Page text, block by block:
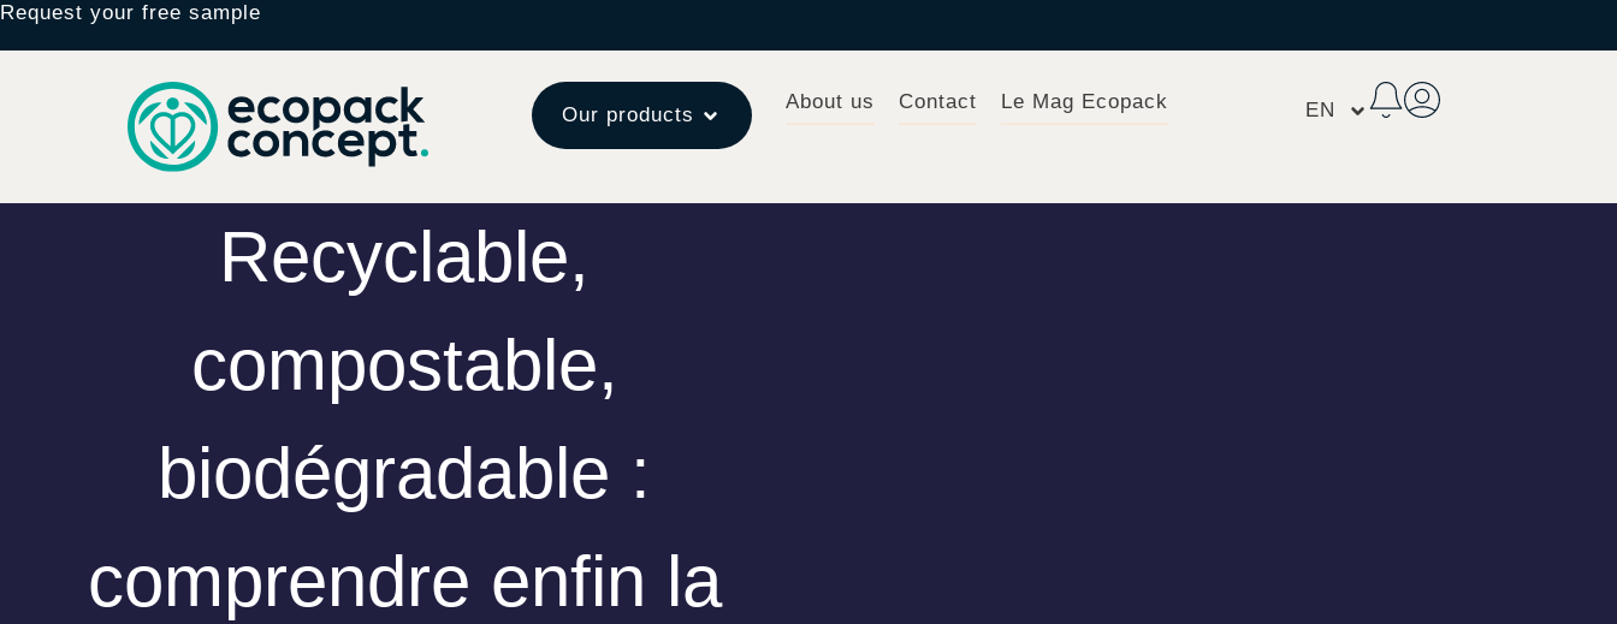
Request your free sample
Our products
About us Contact Le Mag Ecopack EN
Recyclable,
compostable,
biodégradable :
comprendre enfin la